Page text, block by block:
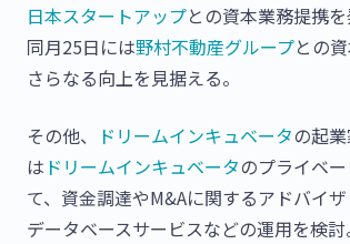
日本スタートアップとの資本業務提携
同月25日には野村不動産グループとの
さらなる向上を見据える。
その他、 ドリームインキュベータの起
は ドリームインキュベータのプライベ
て、資金調達やM&Aに関するアドバイ
データベースサービスなどの運用を検